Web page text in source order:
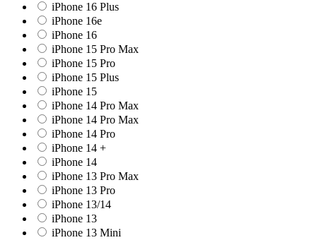
iPhone 16 Plus
iPhone 16e
iPhone 16
iPhone 15 Pro Max
iPhone 15 Pro
iPhone 15 Plus
iPhone 15
iPhone 14 Pro Max
iPhone 14 Pro Max
iPhone 14 Pro
iPhone 14 +
iPhone 14
iPhone 13 Pro Max
iPhone 13 Pro
iPhone 13/14
iPhone 13
iPhone 13 Mini